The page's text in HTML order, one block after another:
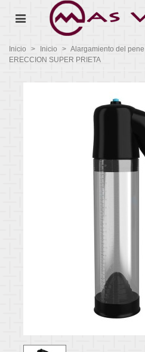
Inicio > Inicio > Alargamiento del pene
ERECCION SUPER PRIETA